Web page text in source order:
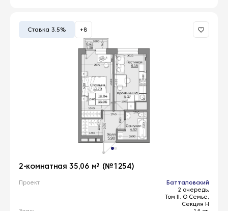
Ставка 3.5% +8
2-комнатная 35,06 м² (№1254)
Проект
Батталовский
2 очередь,
Том II. О Семье,
Секция Н